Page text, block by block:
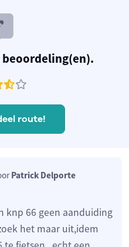
beoordeling(en).
route!
Patrick Delporte
knp 66 geen aanduiding
het maar uit,idem